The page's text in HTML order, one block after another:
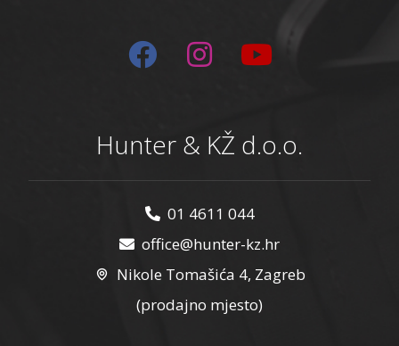
Hunter & KŽ d.o.o.
01 4611 044
office@hunter-kz.hr
Nikole Tomašića 4, Zagreb
(prodajno mjesto)